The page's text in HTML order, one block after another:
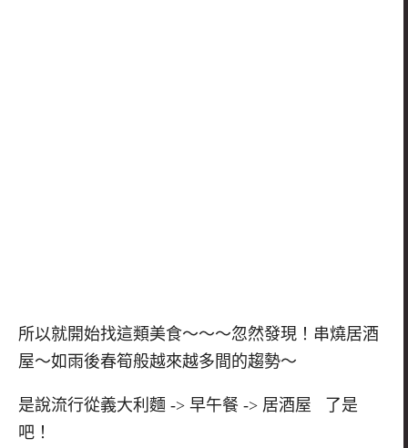
所以就開始找這類美食～～～忽然發現！串燒居酒
屋～如雨後春筍般越來越多間的趨勢～
是說流行從義大利麵 -> 早午餐 -> 居酒屋 了是
吧！